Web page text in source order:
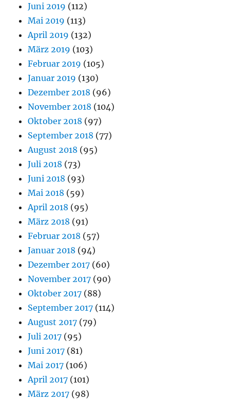
Juni 2019 (112)
Mai 2019 (113)
April 2019 (132)
März 2019 (103)
Februar 2019 (105)
Januar 2019 (130)
Dezember 2018 (96)
November 2018 (104)
Oktober 2018 (97)
September 2018 (77)
August 2018 (95)
Juli 2018 (73)
Juni 2018 (93)
Mai 2018 (59)
April 2018 (95)
März 2018 (91)
Februar 2018 (57)
Januar 2018 (94)
Dezember 2017 (60)
November 2017 (90)
Oktober 2017 (88)
September 2017 (114)
August 2017 (79)
Juli 2017 (95)
Juni 2017 (81)
Mai 2017 (106)
April 2017 (101)
März 2017 (98)